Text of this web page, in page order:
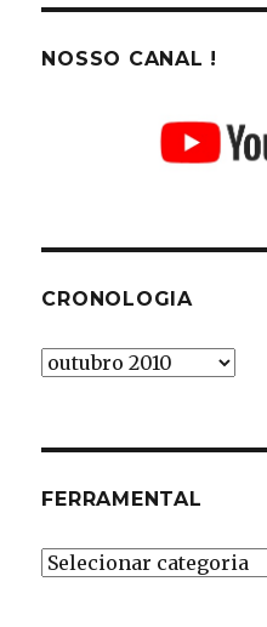
NOSSO CANAL !
CRONOLOGIA
Cronologia
FERRAMENTAL
Ferramental